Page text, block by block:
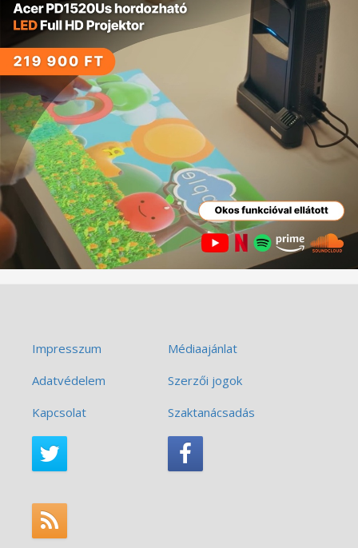
Impresszum
Médiaajánlat
Adatvédelem
Szerzői jogok
Kapcsolat
Szaktanácsadás